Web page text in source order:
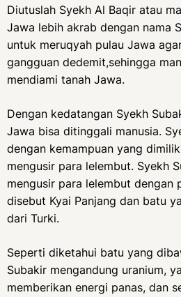
Diutuslah Syekh Al Baqir atau
Jawa lebih akrab dengan nama
untuk meruqyah pulau Jawa
gangguan dedemit,sehingga
mendiami tanah Jawa.
Dengan kedatangan Syekh
Jawa bisa ditinggali manusia.
dengan kemampuan yang
mengusir para lelembut. Syekh
mengusir para lelembut dengan
disebut Kyai Panjang dan batu
dari Turki.
Seperti diketahui batu yang
Subakir mengandung uranium,
memberikan energi panas, dan